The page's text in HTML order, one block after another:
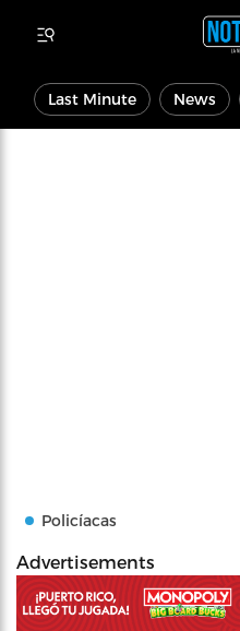
Last Minute News
Policíacas
Advertisements